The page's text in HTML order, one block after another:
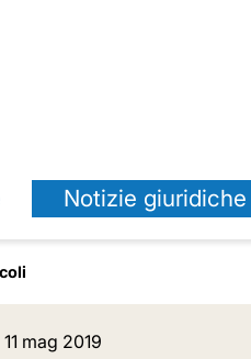
Notizie giuridiche
11 mag 2019